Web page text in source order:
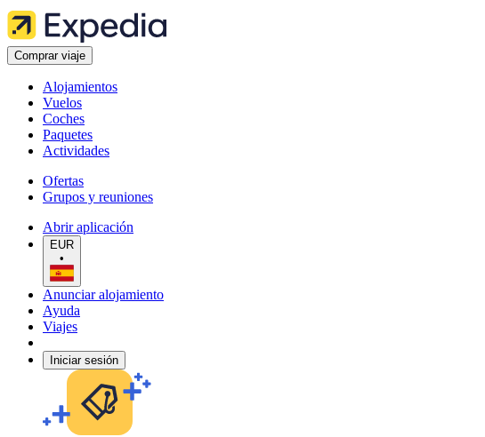
Comprar viaje
Alojamientos
Vuelos
Coches
Paquetes
Actividades
Ofertas
Grupos y reuniones
Abrir aplicación
EUR
•
Anunciar alojamiento
Ayuda
Viajes
Iniciar sesión